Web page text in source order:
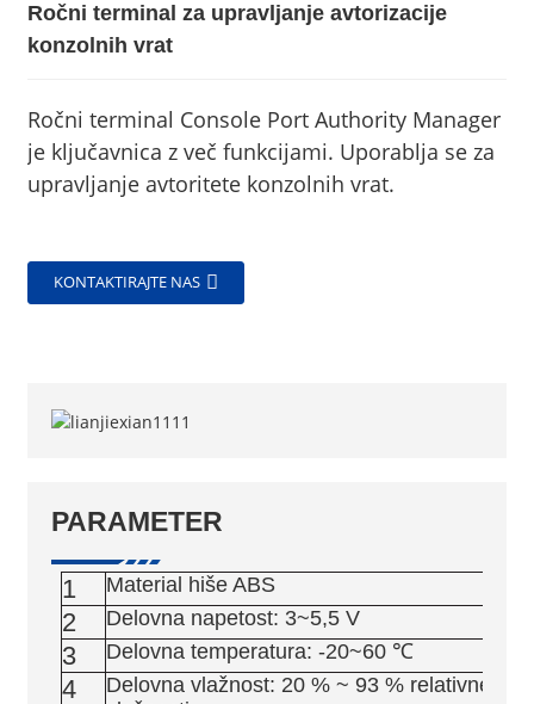
Ročni terminal za upravljanje avtorizacije
konzolnih vrat
Ročni terminal Console Port Authority Manager
je ključavnica z več funkcijami. Uporablja se za
upravljanje avtoritete konzolnih vrat.
KONTAKTIRAJTE NAS
PARAMETER
1 Material hiše ABS
2 Delovna napetost: 3~5,5 V
3 Delovna temperatura: -20~60 ℃
4
Delovna vlažnost: 20 % ~ 93 % relativne